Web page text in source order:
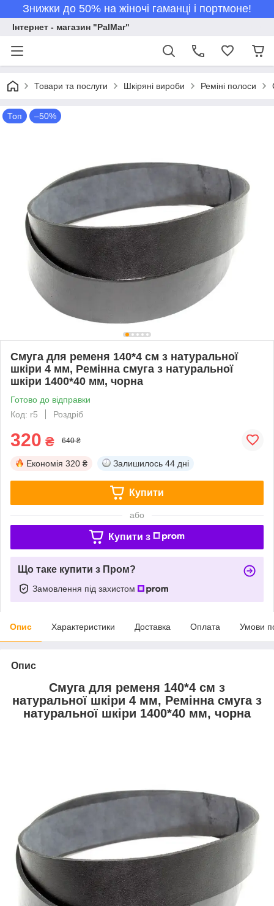
Знижки до 50% на жіночі гаманці і портмоне!
Інтернет - магазин "PalMar"
Товари та послуги Шкіряні вироби Реміні полоси
Топ –50%
Смуга для ременя 140*4 см з натуральної
шкіри 4 мм, Ремінна смуга з натуральної
шкіри 1400*40 мм, чорна
Готово до відправки
Код: r5
Роздріб
320 ₴ 640 ₴
Економія 320 ₴ Залишилось 44 дні
Купити
або
Купити з
Що таке купити з Пром?
Замовлення під захистом
Опис Характеристики Доставка Оплата Умови
Опис
Смуга для ременя 140*4 см з
натуральної шкіри 4 мм, Ремінна смуга з
натуральної шкіри 1400*40 мм, чорна